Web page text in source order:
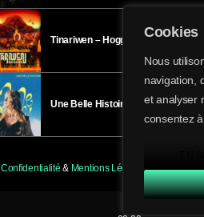
Cookies
Nous
navigation,
et analyser
consentez
Tinariwen – Hoggar
Une Belle Histoire – Héloïse Bay
Confidentialité & Mentions Légales.